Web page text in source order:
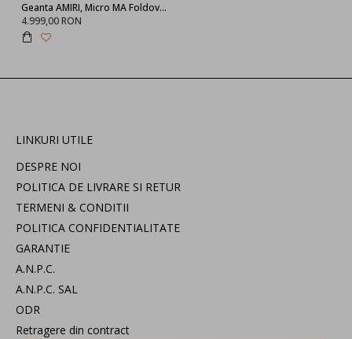
Geanta AMIRI, Micro MA Foldover Tote Bag
4.999,00 RON
LINKURI UTILE
DESPRE NOI
POLITICA DE LIVRARE SI RETUR
TERMENI & CONDITII
POLITICA CONFIDENTIALITATE
GARANTIE
A.N.P.C.
A.N.P.C. SAL
ODR
Retragere din contract